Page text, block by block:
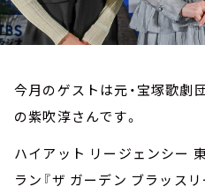
今月のゲストは元・宝塚歌劇
の紫吹淳さんです。
ハイアット リージェンシー
ラン『ザ ガーデン ブラッス